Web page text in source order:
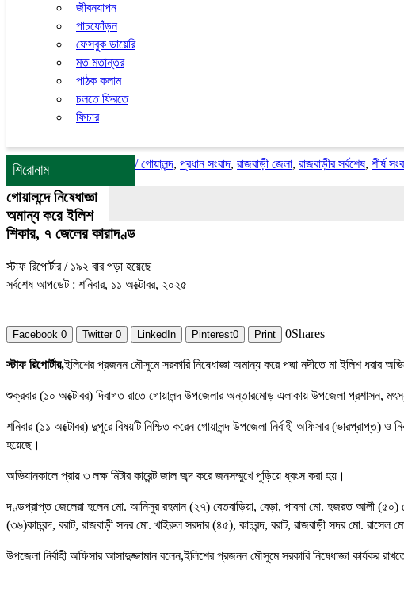
জীবনযাপন
পাচফোঁড়ন
ফেসবুক ডায়েরি
মত মতান্তর
পাঠক কলাম
চলতে ফিরতে
ফিচার
শিরোনাম
/গোয়ালন্দ,প্রধান সংবাদ,রাজবাড়ী জেলা,রাজবাড়ীর সর্বশেষ,শীর্ষ
গোয়ালন্দে নিষেধাজ্ঞা
অমান্য করে ইলিশ
শিকার, ৭ জেলের কারাদণ্ড
স্টাফ রিপোর্টার/ ১৯২ বার পড়া হয়েছে
সর্বশেষ আপডেট : শনিবার, ১১ অক্টোবর, ২০২৫
Facebook 0 Twitter 0 LinkedIn Pinterest0 Print 0Shares
স্টাফ রিপোর্টার,ইলিশের প্রজনন মৌসুমে সরকারি নিষেধাজ্ঞা অমান্য করে পদ্মা নদীতে মা ইলিশ ধরার
শুক্রবার (১০ অক্টোবর) দিবাগত রাতে গোয়ালন্দ উপজেলার অন্তারমোড় এলাকায় উপজেলা প্রশাসন,
শনিবার (১১ অক্টোবর) দুপুরে বিষয়টি নিশ্চিত করেন গোয়ালন্দ উপজেলা নির্বাহী অফিসার (ভারপ্রাপ্ত)
হয়েছে।
অভিযানকালে প্রায় ৩ লক্ষ মিটার কারেন্ট জাল জব্দ করে জনসম্মুখে পুড়িয়ে ধ্বংস করা হয়।
দণ্ডপ্রাপ্ত জেলেরা হলেন মো. আনিসুর রহমান (২৭) বেতবাড়িয়া, বেড়া, পাবনা মো. হজরত আলী (৫০)
(৩৬)কাচরন্দ, বরাট, রাজবাড়ী সদর মো. খাইরুল সরদার (৪৫), কাচরন্দ, বরাট, রাজবাড়ী সদর মো. রাসেল
উপজেলা নির্বাহী অফিসার আসাদুজ্জামান বলেন,ইলিশের প্রজনন মৌসুমে সরকারি নিষেধাজ্ঞা